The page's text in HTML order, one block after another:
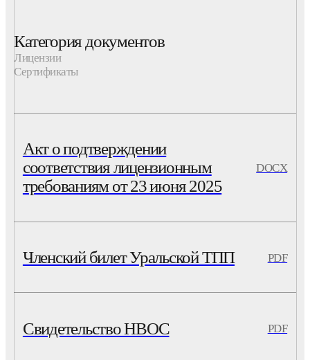
Категория документов
Лицензии
Сертификаты
Акт о подтверждении
соответствия лицензионным
требованиям от 23 июня 2025
DOCX
Членский билет Уральской ТПП PDF
Свидетельство НВОС PDF